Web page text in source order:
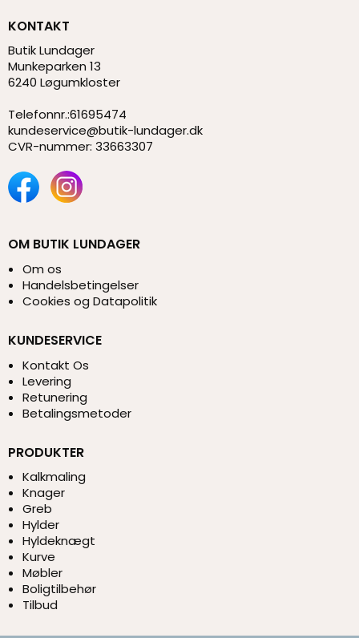
KONTAKT
Butik Lundager
Munkeparken 13
6240 Løgumkloster
Telefonnr.:61695474
kundeservice@butik-lundager.dk
CVR-nummer: 33663307
OM BUTIK LUNDAGER
Om os
Handelsbetingelser
Cookies og Datapolitik
KUNDESERVICE
Kontakt Os
Levering
Retunering
Betalingsmetoder
PRODUKTER
Kalkmaling
Knager
Greb
Hylder
Hyldeknægt
Kurve
Møbler
Boligtilbehør
Tilbud